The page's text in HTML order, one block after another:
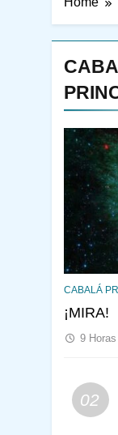
CABALÁ
¡MIRA!
9
02